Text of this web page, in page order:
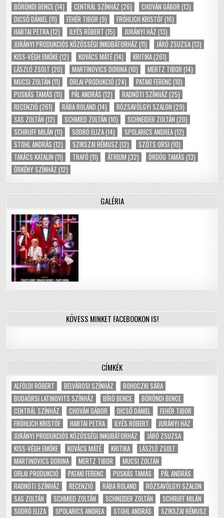
BÖRÖNDI BENCE(14) CENTRÁL SZÍNHÁZ (26) CHOVÁN GÁBOR (13)
DICSŐ DÁNIEL(11) FEHÉR TIBOR (9) FRÖHLICH KRISTÓF(16)
HARTAI PETRA(12) ILYÉS RÓBERT (15) JURÁNYI HÁZ (13)
JURÁNYI PRODUKCIÓS KÖZÖSSÉGI INKUBÁTORHÁZ (11) JÁRÓ ZSUZSA(13)
KISS-VÉGH EMŐKE(12) KOVÁCS MÁTÉ(14) KRITIKA(261)
LÁSZLÓ ZSOLT (20) MARTINOVICS DORINA(10) MERTZ TIBOR (14)
MUCSI ZOLTÁN (11) ORLAI PRODUKCIÓ (24) PATAKI FERENC (10)
PUSKÁS TAMÁS (11) PÁL ANDRÁS (12) RADNÓTI SZÍNHÁZ (25)
RECENZIÓ (261) RÁBA ROLAND (14) RÓZSAVÖLGYI SZALON (29)
SAS ZOLTÁN (12) SCHMIED ZOLTÁN (10) SCHNEIDER ZOLTÁN (20)
SCHRUFF MILÁN (11) SODRÓ ELIZA(14) SPOLARICS ANDREA(12)
STOHL ANDRÁS (12) SZIKSZAI RÉMUSZ (12) SZŐTS ORSI (10)
TAKÁCS KATALIN (11) TRAFÓ (11) ÁTRIUM (32) ÖRDÖG TAMÁS (13)
ÖRKÉNY SZÍNHÁZ (12)
GALÉRIA
KÖVESS MINKET FACEBOOKON IS!
CÍMKÉK
ALFÖLDI RÓBERT BELVÁROSI SZÍNHÁZ
BOHOCZKI SÁRA
BUDAÖRSI LATINOVITS SZÍNHÁZ
BÍRÓ BENCE
BÖRÖNDI BENCE
CENTRÁL SZÍNHÁZ
CHOVÁN GÁBOR DICSŐ DÁNIEL
FEHÉR TIBOR
FRÖHLICH KRISTÓF
HARTAI PETRA ILYÉS RÓBERT
JURÁNYI HÁZ
JURÁNYI PRODUKCIÓS KÖZÖSSÉGI INKUBÁTORHÁZ
JÁRÓ ZSUZSA
KISS-VÉGH EMŐKE
KOVÁCS MÁTÉ KRITIKA
LÁSZLÓ ZSOLT
MARTINOVICS DORINA
MERTZ TIBOR
MUCSI ZOLTÁN
ORLAI PRODUKCIÓ
PATAKI FERENC PUSKÁS TAMÁS
PÁL ANDRÁS
RADNÓTI SZÍNHÁZ
RECENZIÓ RÁBA ROLAND
RÓZSAVÖLGYI SZALON
SAS ZOLTÁN
SCHMIED ZOLTÁN SCHNEIDER ZOLTÁN
SCHRUFF MILÁN
SODRÓ ELIZA
SPOLARICS ANDREA STOHL ANDRÁS SZIKSZAI RÉMUSZ